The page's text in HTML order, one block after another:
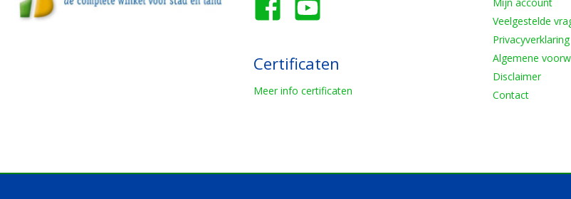
Certificaten
Meer info certificaten
Veelgestelde
Privacyverklaring
Algemene
Disclaimer
Contact